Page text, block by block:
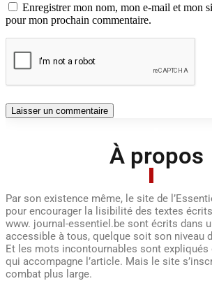
Enregistrer mon nom, mon e-mail et mon
pour mon prochain commentaire.
À propos
Par son existence même, le site de
pour encourager la lisibilité des textes
www. journal-essentiel.be sont écrits dans
accessible à tous, quelque soit son niveau
Et les mots incontournables sont expliqués
qui accompagne l’article. Mais le site
combat plus large.